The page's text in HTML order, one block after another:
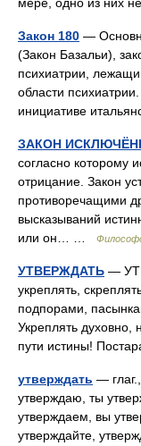
Закон 180 —
(Закон Базальи),
психиатрии,
области
инициативе
ЗАКОН
согласно которому
отрицание. Закон
противоречащими
высказываний
или он… …
УТВЕРЖДАТЬ —
укреплять,
подпорами,
Укреплять духовно,
пути истины!
утверждать —
утверждаю, ты
утверждаем, вы
утверждайте,